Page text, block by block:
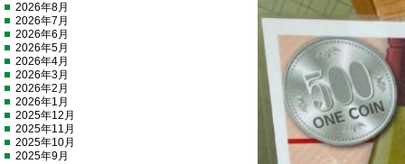
2026年8月
2026年7月
2026年6月
2026年5月
2026年4月
2026年3月
2026年2月
2026年1月
2025年12月
2025年11月
2025年10月
2025年9月